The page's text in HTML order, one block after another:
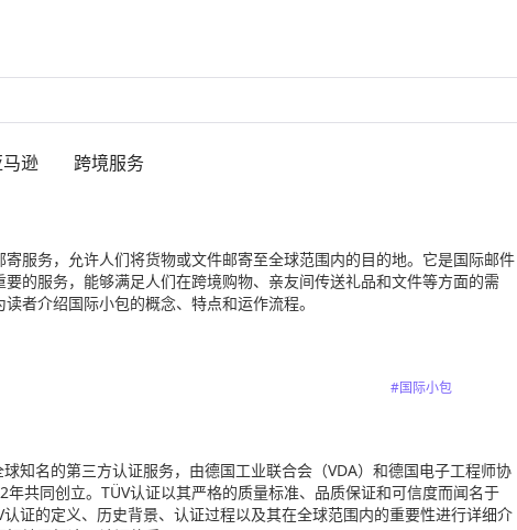
逊 跨境服务
寄服务，允许人们将货物或文件邮寄至全球范围内的目的地。它是国际邮件
要的服务，能够满足人们在跨境购物、亲友间传送礼品和文件等方面的需
者介绍国际小包的概念、特点和运作流程。
#国际小包
知名的第三方认证服务，由德国工业联合会（VDA）和德国电子工程师协
年共同创立。TÜV认证以其严格的质量标准、品质保证和可信度而闻名于
认证的定义、历史背景、认证过程以及其在全球范围内的重要性进行详细介